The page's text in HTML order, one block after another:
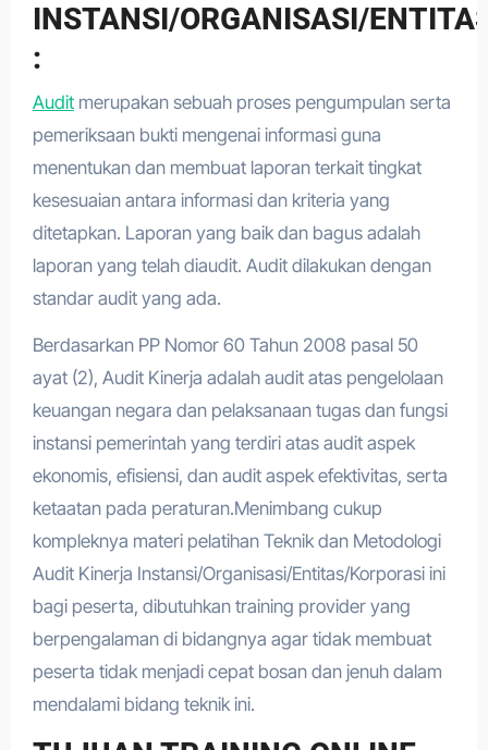
INSTANSI/ORGANISASI/
:
Auditmerupakan sebuah proses pengumpulan serta
pemeriksaan bukti mengenai informasi guna
menentukan dan membuat laporan terkait tingkat
kesesuaian antara informasi dan kriteria yang
ditetapkan. Laporan yang baik dan bagus adalah
laporan yang telah diaudit. Audit dilakukan dengan
standar audit yang ada.
Berdasarkan PP Nomor 60 Tahun 2008 pasal 50
ayat (2), Audit Kinerja adalah audit atas pengelolaan
keuangan negara dan pelaksanaan tugas dan fungsi
instansi pemerintah yang terdiri atas audit aspek
ekonomis, efisiensi, dan audit aspek efektivitas, serta
ketaatan pada peraturan.Menimbang cukup
kompleknya materi pelatihan Teknik dan Metodologi
Audit Kinerja Instansi/Organisasi/Entitas/Korporasi ini
bagi peserta, dibutuhkan training provider yang
berpengalaman di bidangnya agar tidak membuat
peserta tidak menjadi cepat bosan dan jenuh dalam
mendalami bidang teknik ini.